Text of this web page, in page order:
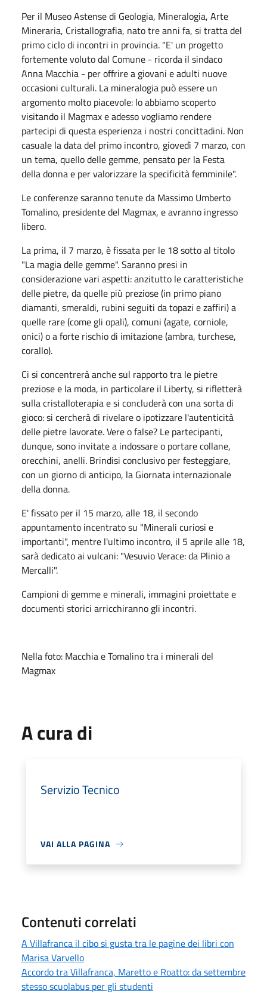
Per il Museo Astense di Geologia, Mineralogia, Arte
Mineraria, Cristallografia, nato tre anni fa, si tratta del
primo ciclo di incontri in provincia. "E' un progetto
fortemente voluto dal Comune - ricorda il sindaco
Anna Macchia - per offrire a giovani e adulti nuove
occasioni culturali. La mineralogia può essere un
argomento molto piacevole: lo abbiamo scoperto
visitando il Magmax e adesso vogliamo rendere
partecipi di questa esperienza i nostri concittadini. Non
casuale la data del primo incontro, giovedì 7 marzo, con
un tema, quello delle gemme, pensato per la Festa
della donna e per valorizzare la specificità femminile".
Le conferenze saranno tenute da Massimo Umberto
Tomalino, presidente del Magmax, e avranno ingresso
libero.
La prima, il 7 marzo, è fissata per le 18 sotto al titolo
"La magia delle gemme". Saranno presi in
considerazione vari aspetti: anzitutto le caratteristiche
delle pietre, da quelle più preziose (in primo piano
diamanti, smeraldi, rubini seguiti da topazi e zaffiri) a
quelle rare (come gli opali), comuni (agate, corniole,
onici) o a forte rischio di imitazione (ambra, turchese,
corallo).
Ci si concentrerà anche sul rapporto tra le pietre
preziose e la moda, in particolare il Liberty, si rifletterà
sulla cristalloterapia e si concluderà con una sorta di
gioco: si cercherà di rivelare o ipotizzare l'autenticità
delle pietre lavorate. Vere o false? Le partecipanti,
dunque, sono invitate a indossare o portare collane,
orecchini, anelli. Brindisi conclusivo per festeggiare,
con un giorno di anticipo, la Giornata internazionale
della donna.
E' fissato per il 15 marzo, alle 18, il secondo
appuntamento incentrato su "Minerali curiosi e
importanti", mentre l'ultimo incontro, il 5 aprile alle 18,
sarà dedicato ai vulcani: "Vesuvio Verace: da Plinio a
Mercalli".
Campioni di gemme e minerali, immagini proiettate e
documenti storici arricchiranno gli incontri.
Nella foto: Macchia e Tomalino tra i minerali del
Magmax
A cura di
Servizio Tecnico
VAI ALLA PAGINA
Contenuti correlati
A Villafranca il cibo si gusta tra le pagine dei libri con
Marisa Varvello
Accordo tra Villafranca, Maretto e Roatto: da settembre
stesso scuolabus per gli studenti